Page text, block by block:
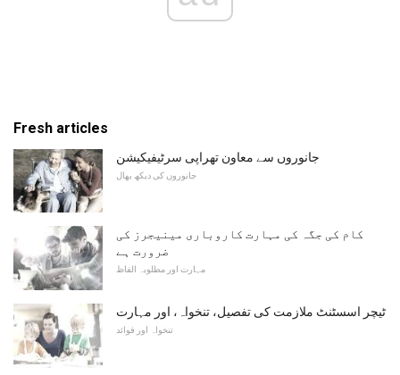
Fresh articles
جانوروں سے معاون تھراپی سرٹیفیکیشن
جانوروں کی دیکھ بھال
کام کی جگہ کی مہارت کاروباری مینیجرز کی
ضرورت ہے
مہارت اور مطلوبہ الفاظ
ٹیچر اسسٹنٹ ملازمت کی تفصیل، تنخواہ، اور مہارت
تنخواہ اور فوائد